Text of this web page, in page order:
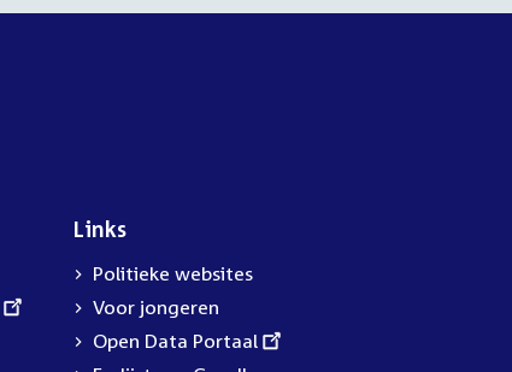
Links
Politieke websites
Voor jongeren
External
link:
Open Data Portaal